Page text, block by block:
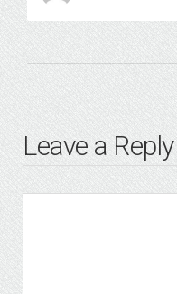
Leave a Reply